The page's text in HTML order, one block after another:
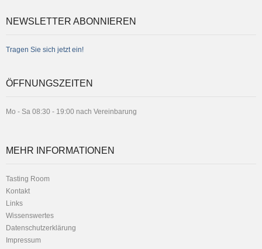
NEWSLETTER ABONNIEREN
Tragen Sie sich jetzt ein!
ÖFFNUNGSZEITEN
Mo - Sa 08:30 - 19:00 nach Vereinbarung
MEHR INFORMATIONEN
Tasting Room
Kontakt
Links
Wissenswertes
Datenschutzerklärung
Impressum